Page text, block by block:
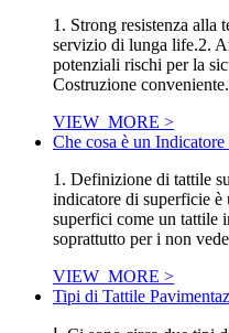
1. Strong resistenza alla
servizio di lunga life.2.
potenziali rischi per la
Costruzione
VIEW_MORE >
Che cosa è un
1. Definizione di tattile
indicatore di superficie
superfici come un tattile
soprattutto per i non
VIEW_MORE >
Tipi di Tattile